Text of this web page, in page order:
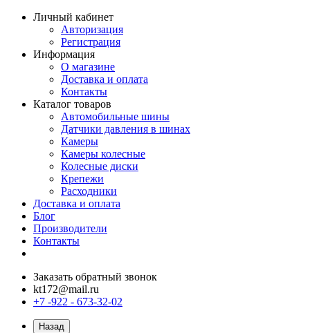
Личный кабинет
Авторизация
Регистрация
Информация
О магазине
Доставка и оплата
Контакты
Каталог товаров
Автомобильные шины
Датчики давления в шинах
Камеры
Камеры колесные
Колесные диски
Крепежи
Расходники
Доставка и оплата
Блог
Производители
Контакты
Заказать обратный звонок
kt172@mail.ru
+7 -922 - 673-32-02
Назад